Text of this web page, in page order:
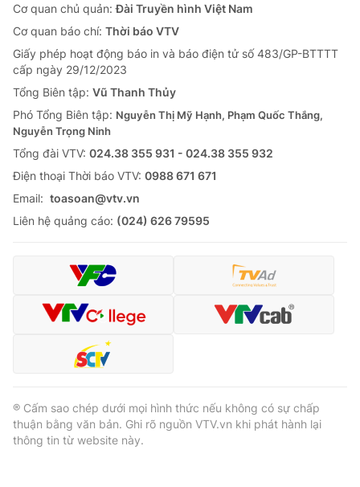
Cơ quan chủ quản:Đài Truyền hình Việt Nam
Cơ quan báo chí: Thời báo VTV
Giấy phép hoạt động báo in và báo điện tử số 483/GP-BTTTT
cấp ngày 29/12/2023
Tổng Biên tập: Vũ Thanh Thủy
Phó Tổng Biên tập: Nguyễn Thị Mỹ Hạnh, Phạm Quốc Thắng,
Nguyễn Trọng Ninh
Tổng đài VTV: 024.38 355 931 - 024.38 355 932
Ðiện thoại Thời báo VTV: 0988 671 671
Email: toasoan@vtv.vn
Liên hệ quảng cáo: (024) 626 79595
® Cấm sao chép dưới mọi hình thức nếu không có sự chấp
thuận bằng văn bản. Ghi rõ nguồn VTV.vn khi phát hành lại
thông tin từ website này.